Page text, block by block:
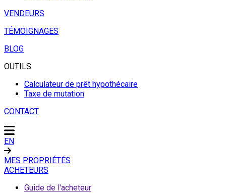
VENDEURS
TÉMOIGNAGES
BLOG
OUTILS
Calculateur de prêt hypothécaire
Taxe de mutation
CONTACT
EN
MES PROPRIÉTÉS
ACHETEURS
Guide de l'acheteur